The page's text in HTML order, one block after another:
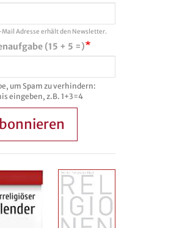
Mail Adresse erhält den Newsletter.
(15 + 5 =)
um Spam zu verhindern:
eingeben, z.B. 1+3=4